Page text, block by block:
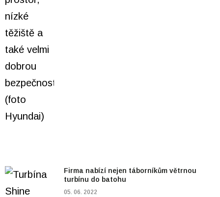
Firma nabízí nejen táborníkům větrnou
turbínu do batohu
05. 06. 2022